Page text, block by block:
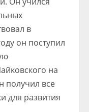
в
он поступил
на
получил все
для развития